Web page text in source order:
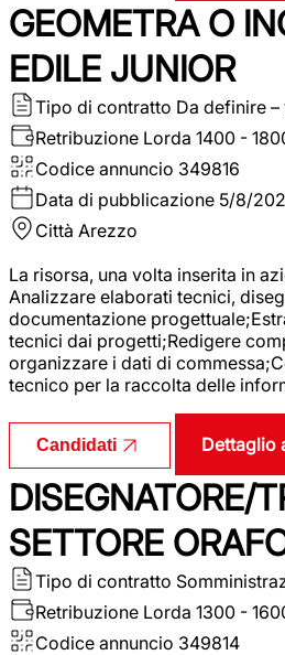
GEOMETRA O
EDILE JUNIOR
Tipo di contratto Da definire
Retribuzione Lorda 1400 -
Codice annuncio 349816
Data di pubblicazione 5/8/
Città Arezzo
La risorsa, una volta inserita in
Analizzare elaborati tecnici,
documentazione
tecnici dai progetti;Redigere
organizzare i dati di
tecnico per la raccolta delle
Candidati Dettaglio
DISEGNATORE/
SETTORE
Tipo di contratto
Retribuzione Lorda 1300 -
Codice annuncio 349814